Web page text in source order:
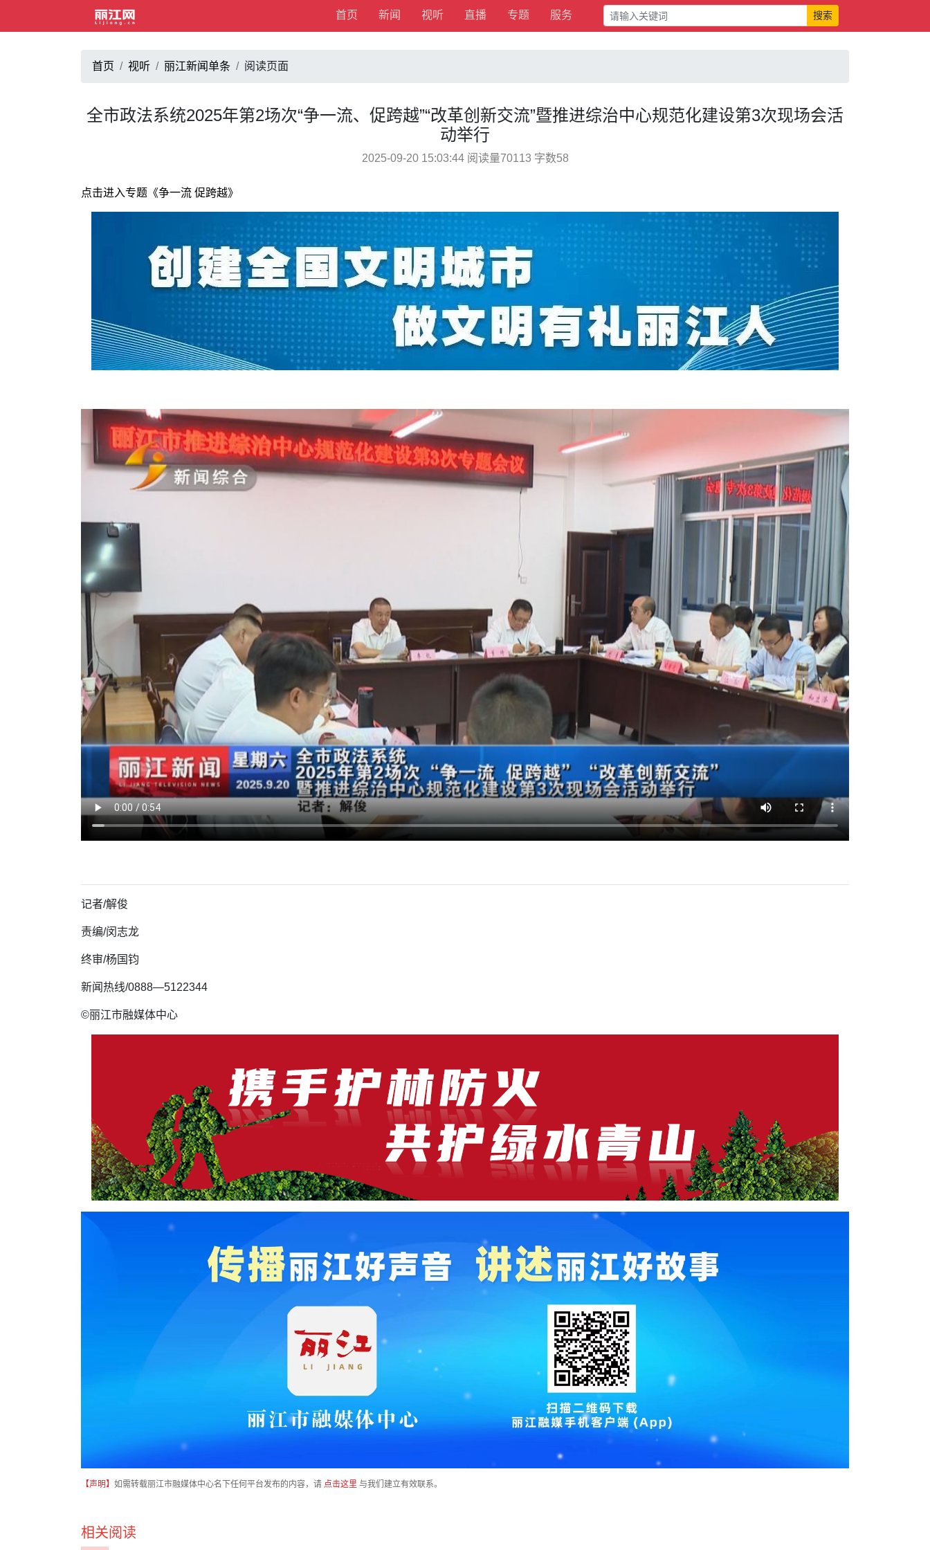
首页 新闻 视听 直播 专题 服务 搜索
首页 视听 丽江新闻单条 阅读页面
全市政法系统2025年第2场次“争一流、促跨越”“改革创新交流”暨推进综治中心规范化建设第3次现场会活
动举行
2025-09-20 15:03:44 阅读量70113 字数58
点击进入专题《争一流 促跨越》
记者/解俊
责编/闵志龙
终审/杨国钧
新闻热线/0888—5122344
©丽江市融媒体中心
【声明】 如需转载丽江市融媒体中心名下任何平台发布的内容，请 点击这里 与我们建立有效联系。
相关阅读